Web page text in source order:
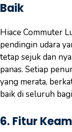
Baik
Hiace Commuter
pendingin udara
tetap sejuk dan
panas. Setiap
yang merata,
baik di seluruh
6. Fitur